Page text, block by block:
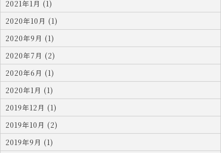
2021年1月 (1)
2020年10月 (1)
2020年9月 (1)
2020年7月 (2)
2020年6月 (1)
2020年1月 (1)
2019年12月 (1)
2019年10月 (2)
2019年9月 (1)